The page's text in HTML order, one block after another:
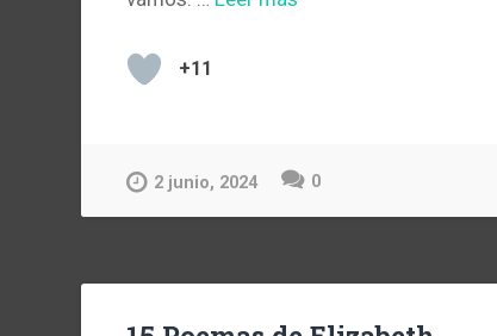
+11
2 junio, 2024 0